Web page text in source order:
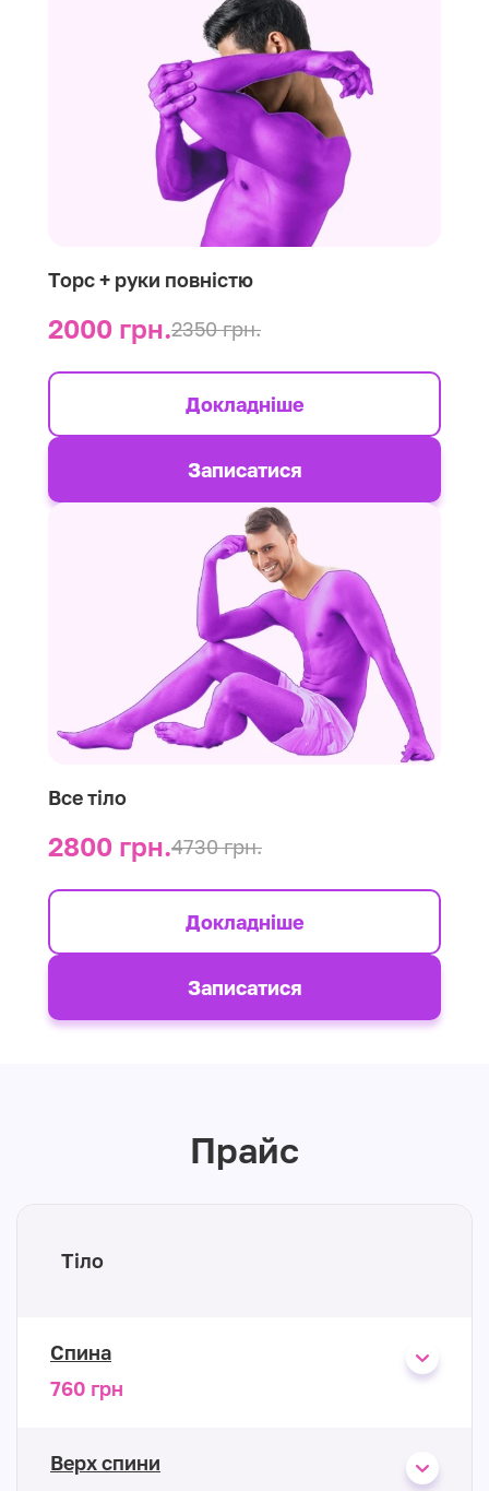
Торс + руки повністю
2000 грн.2350 грн.
Докладніше
Записатися
Все тіло
2800 грн.4730 грн.
Докладніше
Записатися
Прайс
Тіло
Спина
760 грн
Верх спини